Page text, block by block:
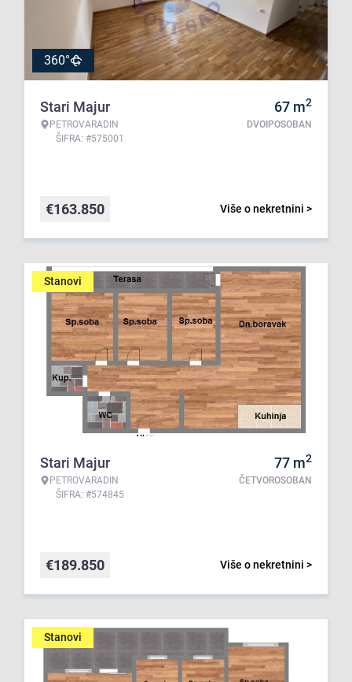
360°
Stari Majur
PETROVARADIN
ŠIFRA: #575001
67 m2
DVOIPOSOBAN
Više o nekretnini >
€163.850
Stanovi
Stari Majur
PETROVARADIN
ŠIFRA: #574845
77 m2
ČETVOROSOBAN
Više o nekretnini >
€189.850
Stanovi